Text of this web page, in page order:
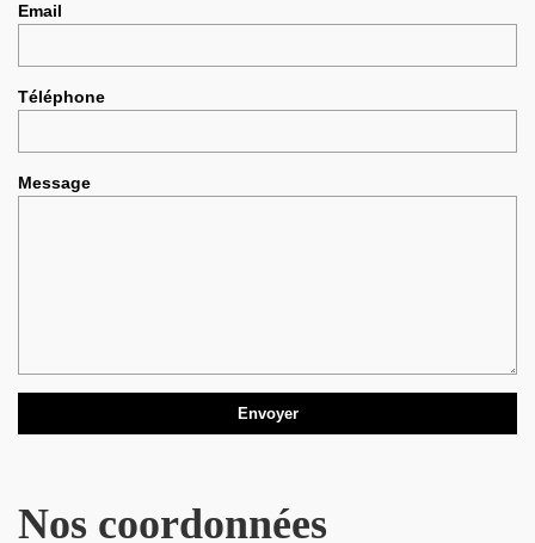
Email
Téléphone
Message
Nos coordonnées